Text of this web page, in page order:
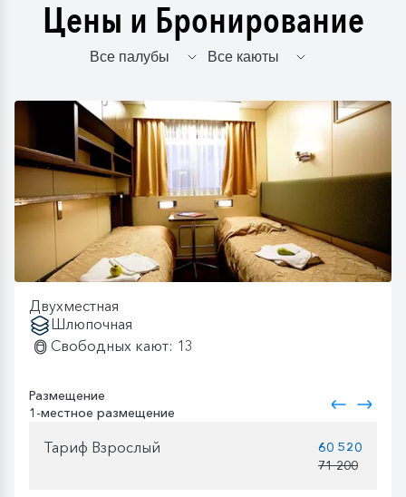
Цены и Бронирование
Двухместная
Шлюпочная
Свободных кают: 13
Размещение
1-местное размещение
Тариф Взрослый
60 520
71 200